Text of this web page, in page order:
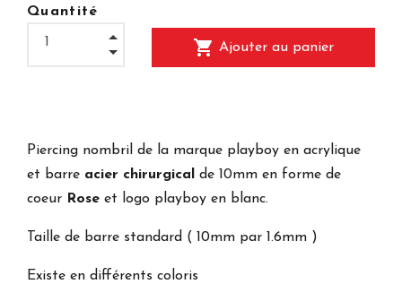
Quantité
shopping_cart Ajouter au panier
Piercing nombril de la marque playboy en acrylique
et barre acier chirurgical
de 10mm en forme de
coeur Rose et logo playboy en blanc.
Taille de barre standard ( 10mm par 1.6mm )
Existe en différents coloris